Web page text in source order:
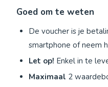
Goed om te weten
De voucher is je
smartphone of neem
Let op! Enkel in te
Maximaal 2